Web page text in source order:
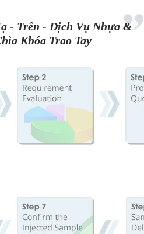
- Trên - Dịch Vụ Nhựa &
Khóa Trao Tay